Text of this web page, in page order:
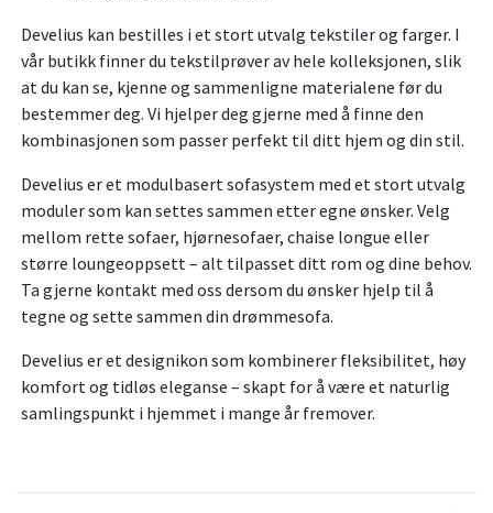
Develius kan bestilles i et stort utvalg tekstiler og farger. I
vår butikk finner du tekstilprøver av hele kolleksjonen, slik
at du kan se, kjenne og sammenligne materialene før du
bestemmer deg. Vi hjelper deg gjerne med å finne den
kombinasjonen som passer perfekt til ditt hjem og din stil.
Develius er et modulbasert sofasystem med et stort utvalg
moduler som kan settes sammen etter egne ønsker. Velg
mellom rette sofaer, hjørnesofaer, chaise longue eller
større loungeoppsett – alt tilpasset ditt rom og dine behov.
Ta gjerne kontakt med oss dersom du ønsker hjelp til å
tegne og sette sammen din drømmesofa.
Develius er et designikon som kombinerer fleksibilitet, høy
komfort og tidløs eleganse – skapt for å være et naturlig
samlingspunkt i hjemmet i mange år fremover.